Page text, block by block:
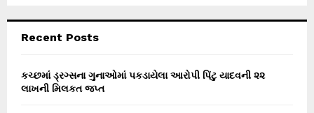
h
o
r
Recent Posts
કચ્છમાં ડ્રગ્સના ગુનાઓમાં પકડાયેલા આરોપી પિંટુ યાદવની ૨૨
લાખની મિલકત જપ્ત